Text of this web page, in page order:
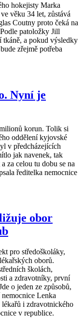
hokejisty Marka
věku 34 let, zůstává
Coutny proto čeká na
patoložky Jill
tkáně, a pokud výsledky
zřejmě potřeba
Nyní je
korun. Tolik si
oddělení kyjovské
v předcházejících
jak navenek, tak
za celou tu dobu se na
ředitelka nemocnice
obor
pro středoškoláky,
oborů.
školách,
a zdravotníky, první
o jeden ze způsobů,
Lenka
i zdravotnického
v republice.